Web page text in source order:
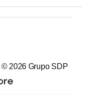
© 2026 Grupo SDP